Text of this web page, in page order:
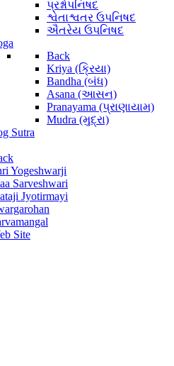
પ્રશ્નોપનિષદ
શ્વેતાશ્વતર ઉપનિષદ
ઐતરેય ઉપનિષદ
Back
Kriya (ક્રિયા)
Bandha (બંધ)
Asana (આસન)
Pranayama (પ્રાણાયામ)
Mudra (મુદ્રા)
Sutra
Yogeshwarji
Sarveshwari
Jyotirmayi
Site